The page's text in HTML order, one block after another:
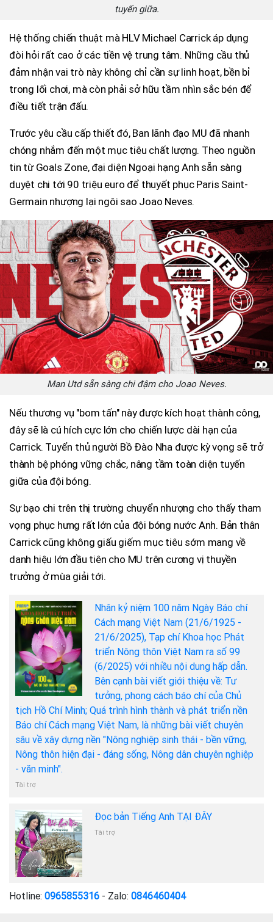
tuyến giữa.
Hệ thống chiến thuật mà HLV Michael Carrick áp dụng
đòi hỏi rất cao ở các tiền vệ trung tâm. Những cầu thủ
đảm nhận vai trò này không chỉ cần sự linh hoạt, bền bỉ
trong lối chơi, mà còn phải sở hữu tầm nhìn sắc bén để
điều tiết trận đấu.
Trước yêu cầu cấp thiết đó, Ban lãnh đạo MU đã nhanh
chóng nhắm đến một mục tiêu chất lượng. Theo nguồn
tin từ Goals Zone, đại diện Ngoại hạng Anh sẵn sàng
duyệt chi tới 90 triệu euro để thuyết phục Paris Saint-
Germain nhượng lại ngôi sao Joao Neves.
Man Utd sẵn sàng chi đậm cho Joao Neves.
Nếu thương vụ "bom tấn" này được kích hoạt thành công,
đây sẽ là cú hích cực lớn cho chiến lược dài hạn của
Carrick. Tuyển thủ người Bồ Đào Nha được kỳ vọng sẽ trở
thành bệ phóng vững chắc, nâng tầm toàn diện tuyến
giữa của đội bóng.
Sự bạo chi trên thị trường chuyển nhượng cho thấy tham
vọng phục hưng rất lớn của đội bóng nước Anh. Bản thân
Carrick cũng không giấu giếm mục tiêu sớm mang về
danh hiệu lớn đầu tiên cho MU trên cương vị thuyền
trưởng ở mùa giải tới.
Nhân kỷ niệm 100 năm Ngày Báo chí
Cách mạng Việt Nam (21/6/1925 -
21/6/2025), Tạp chí Khoa học Phát
triển Nông thôn Việt Nam ra số 99
(6/2025) với nhiều nội dung hấp dẫn.
Bên cạnh bài viết giới thiệu về: Tư
tưởng, phong cách báo chí của Chủ
tịch Hồ Chí Minh; Quá trình hình thành và phát triển nền
Báo chí Cách mạng Việt Nam, là những bài viết chuyên
sâu về xây dựng nền "Nông nghiệp sinh thái - bền vững,
Nông thôn hiện đại - đáng sống, Nông dân chuyên nghiệp
- văn minh".
Tài trợ
Đọc bản Tiếng Anh TẠI ĐÂY
Tài trợ
Hotline: 0965855316 - Zalo: 0846460404